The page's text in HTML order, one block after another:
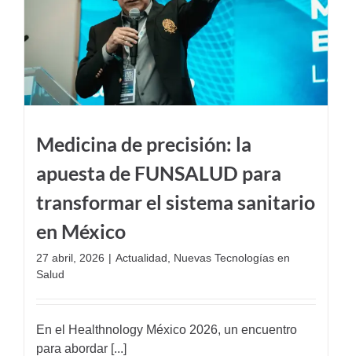
Medicina de precisión: la
apuesta de FUNSALUD para
transformar el sistema sanitario
en México
27 abril, 2026 | Actualidad
Nuevas Tecnologías en
Salud
En el Healthnology México 2026, un encuentro
para abordar [...]